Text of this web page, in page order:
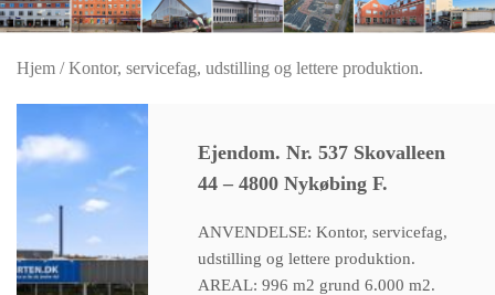
Hjem /Kontor, servicefag, udstilling og lettere produktion.
Ejendom. Nr. 537 Skovalleen
44 – 4800 Nykøbing F.
ANVENDELSE: Kontor, servicefag,
udstilling og lettere produktion.
AREAL: 996 m2 grund 6.000 m2.